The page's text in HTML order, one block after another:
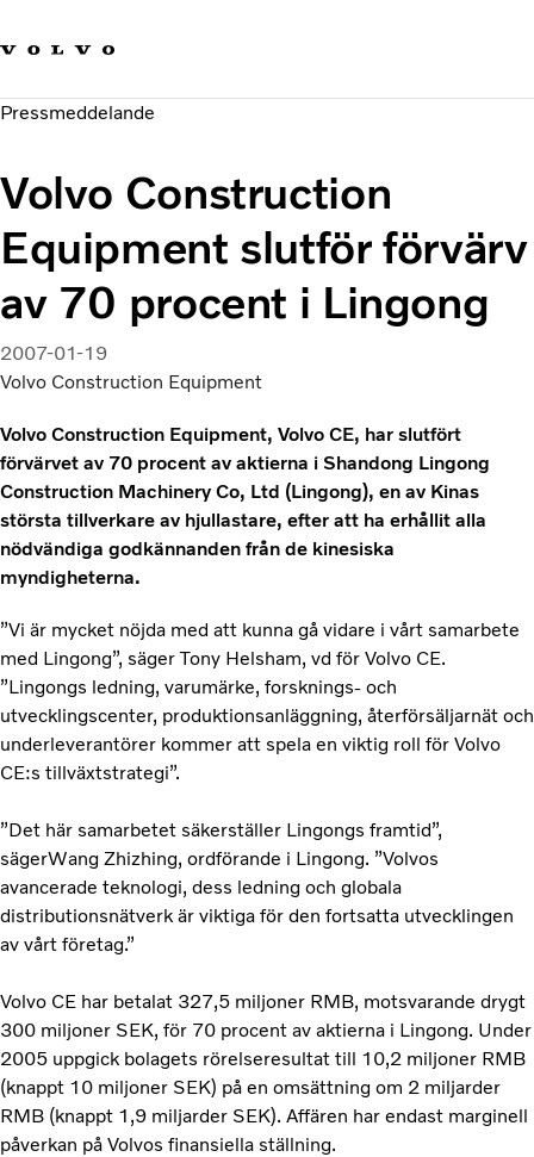
Hållbara transporter
Investerare
Pressmeddelande
Volvo Construction
Equipment slutför förvärv
av 70 procent i Lingong
2007-01-19
Volvo Construction Equipment
Volvo Construction Equipment, Volvo CE, har slutfört
förvärvet av 70 procent av aktierna i Shandong Lingong
Construction Machinery Co, Ltd (Lingong), en av Kinas
största tillverkare av hjullastare, efter att ha erhållit alla
nödvändiga godkännanden från de kinesiska
myndigheterna.
”Vi är mycket nöjda med att kunna gå vidare i vårt samarbete
med Lingong”, säger Tony Helsham, vd för Volvo CE.
”Lingongs ledning, varumärke, forsknings- och
utvecklingscenter, produktionsanläggning, återförsäljarnät och
underleverantörer kommer att spela en viktig roll för Volvo
CE:s tillväxtstrategi”.
”Det här samarbetet säkerställer Lingongs framtid”,
sägerWang Zhizhing, ordförande i Lingong. ”Volvos
avancerade teknologi, dess ledning och globala
distributionsnätverk är viktiga för den fortsatta utvecklingen
av vårt företag.”
Volvo CE har betalat 327,5 miljoner RMB, motsvarande drygt
300 miljoner SEK, för 70 procent av aktierna i Lingong. Under
2005 uppgick bolagets rörelseresultat till 10,2 miljoner RMB
(knappt 10 miljoner SEK) på en omsättning om 2 miljarder
RMB (knappt 1,9 miljarder SEK). Affären har endast marginell
påverkan på Volvos finansiella ställning.